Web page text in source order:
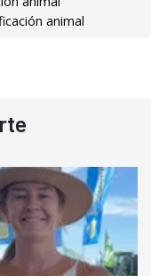
animal